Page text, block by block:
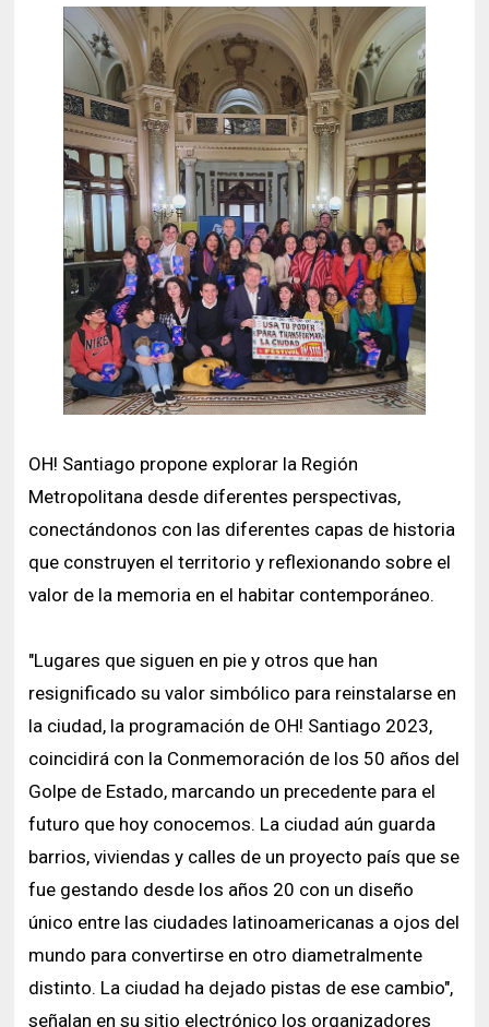
OH! Santiago propone explorar la Región
Metropolitana desde diferentes perspectivas,
conectándonos con las diferentes capas de historia
que construyen el territorio y reflexionando sobre el
valor de la memoria en el habitar contemporáneo.
"Lugares que siguen en pie y otros que han
resignificado su valor simbólico para reinstalarse en
la ciudad, la programación de OH! Santiago 2023,
coincidirá con la Conmemoración de los 50 años del
Golpe de Estado, marcando un precedente para el
futuro que hoy conocemos. La ciudad aún guarda
barrios, viviendas y calles de un proyecto país que se
fue gestando desde los años 20 con un diseño
único entre las ciudades latinoamericanas a ojos del
mundo para convertirse en otro diametralmente
distinto. La ciudad ha dejado pistas de ese cambio",
señalan en su sitio electrónico los organizadores